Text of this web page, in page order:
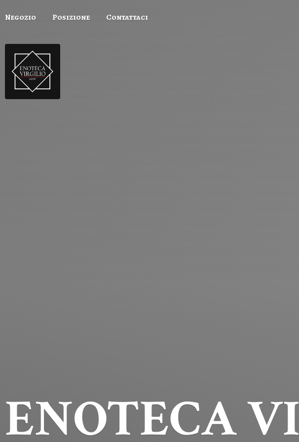
Negozio Posizione Contattaci
ENOTECA